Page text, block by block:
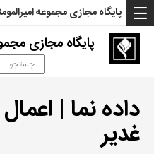
... Read more »" />
more »" />... Read more »" />
پایگاه مجازی
پایگاه مجازی مجموعه
داده نما |
غدیر